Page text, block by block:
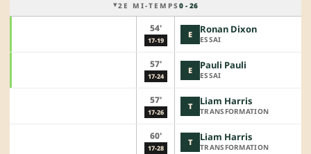
2E MI-TEMPS 0 - 26
54'
17-19
E Ronan Dixon
ESSAI
57'
17-24
E Pauli Pauli
ESSAI
57'
17-26
T Liam Harris
TRANSFORMATION
60'
17-28
T Liam Harris
TRANSFORMATION